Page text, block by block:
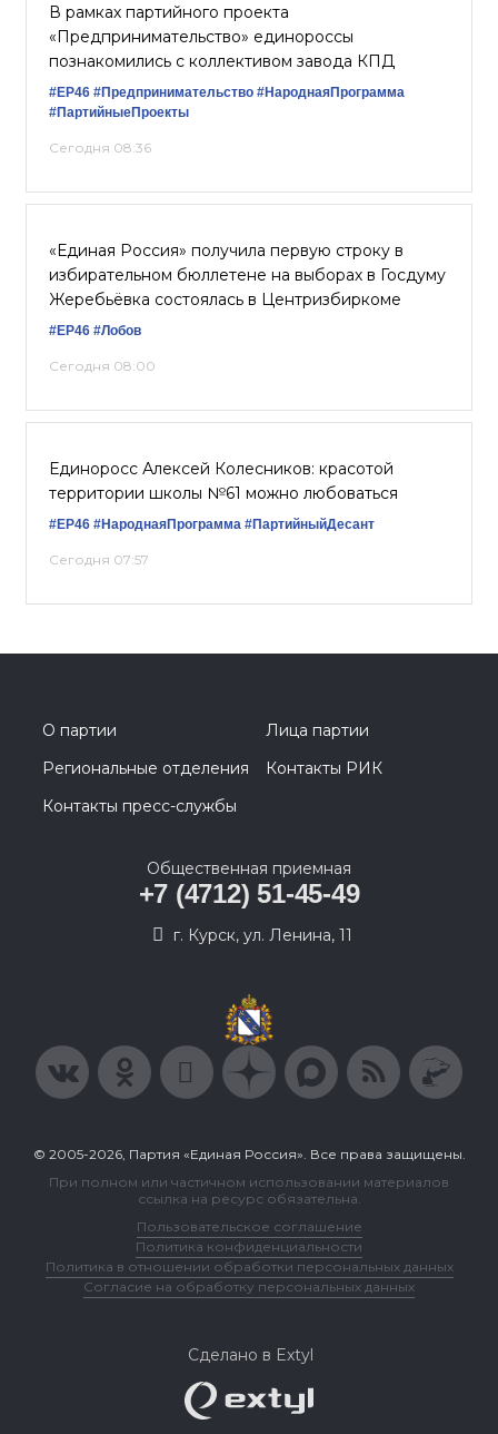
В рамках партийного проекта
«Предпринимательство» единороссы
познакомились с коллективом завода КПД
#ЕР46 #Предпринимательство #НароднаяПрограмма
#ПартийныеПроекты
Сегодня 08:36
«Единая Россия» получила первую строку в
избирательном бюллетене на выборах в Госдуму
Жеребьёвка состоялась в Центризбиркоме
#ЕР46 #Лобов
Сегодня 08:00
Единоросс Алексей Колесников: красотой
территории школы №61 можно любоваться
#ЕР46 #НароднаяПрограмма #ПартийныйДесант
Сегодня 07:57
О партии
Лица партии
Региональные отделения
Контакты РИК
Контакты пресс-службы
Общественная приемная
+7 (4712) 51-45-49
г. Курск, ул. Ленина, 11
© 2005-2026, Партия «Единая Россия». Все права защищены.
При полном или частичном использовании материалов
ссылка на ресурс обязательна.
Пользовательское соглашение
Политика конфиденциальности
Политика в отношении обработки персональных данных
Согласие на обработку персональных данных
Сделано в Extyl